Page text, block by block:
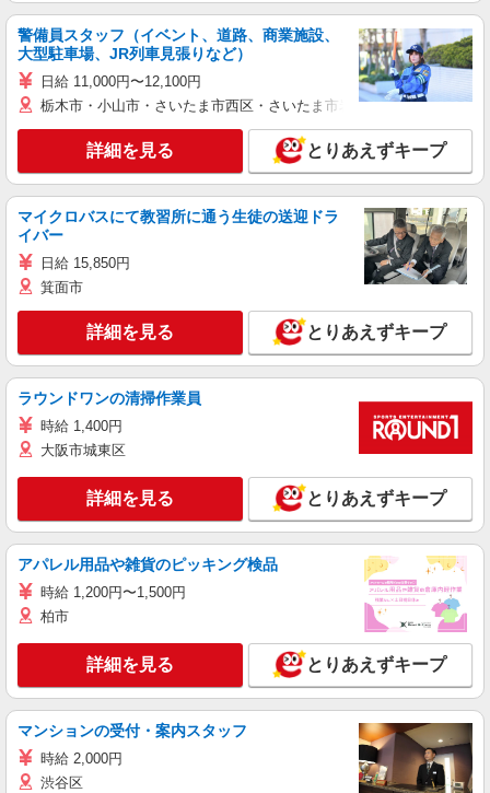
警備員スタッフ（イベント、道路、商業施設、
大型駐車場、JR列車見張りなど）
日給 11,000円〜12,100円
栃木市・小山市・さいたま市西区・さいたま市岩槻区・久喜市・蓮田
詳細を見る とりあえずキープ
マイクロバスにて教習所に通う生徒の送迎ドラ
イバー
日給 15,850円
箕面市
詳細を見る とりあえずキープ
ラウンドワンの清掃作業員
時給 1,400円
大阪市城東区
詳細を見る とりあえずキープ
アパレル用品や雑貨のピッキング検品
時給 1,200円〜1,500円
柏市
詳細を見る とりあえずキープ
マンションの受付・案内スタッフ
時給 2,000円
渋谷区